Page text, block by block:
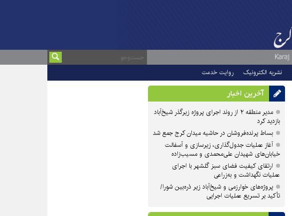
نشریه الکترونیک روایت خدمت
آخرین اخبار
مدیر منطقه ۲ از روند اجرای پروژه زیرگذر شیخ‌آباد
بازدید کرد
بساط پرنده‌فروشان در حاشیه میدان کرج جمع شد
آغاز عملیات جدول‌گذاری، زیرسازی و آسفالت
خیابان‌های شهیدان علی‌محمدی و مسیب‌زاده
ارتقای کیفیت فضای سبز گلشهر با اجرای
عملیات نگهداشت و به‌زراعی
پروژه‌های خوارزمی و شیخ‌آباد زیر ذره‌بین شورا/
تأکید بر تسریع عملیات اجرایی